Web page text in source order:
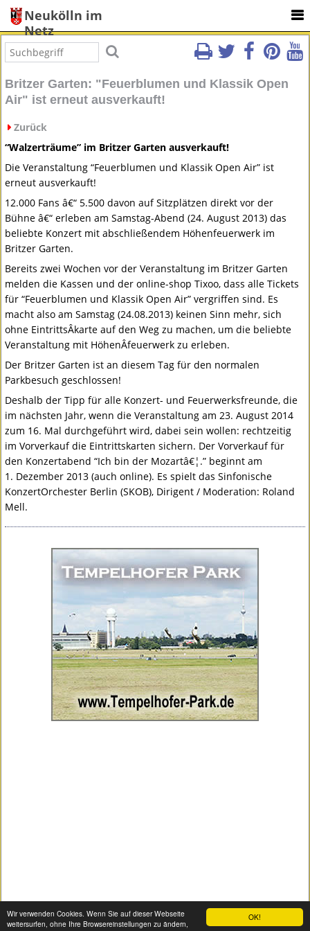
OK!
Wir verwenden Cookies. Wenn Sie auf dieser Webseite
weitersurfen, ohne Ihre Browsereinstellungen zu ändern,
Neukölln im
Netz
Britzer Garten: "Feuerblumen und Klassik Open
Air" ist erneut ausverkauft!
Zurück
“Walzerträume” im Britzer Garten ausverkauft!
Die Veranstaltung “Feuerblumen und Klassik Open Air” ist
erneut ausverkauft!
12.000 Fans â€“ 5.500 davon auf Sitzplätzen direkt vor der
Bühne â€“ erleben am Samstag-Abend (24. August 2013) das
beliebte Konzert mit abschließendem Höhenfeuerwerk im
Britzer Garten.
Bereits zwei Wochen vor der Veranstaltung im Britzer Garten
melden die Kassen und der online-shop Tixoo, dass alle Tickets
für “Feuerblumen und Klassik Open Air” vergriffen sind. Es
macht also am Samstag (24.08.2013) keinen Sinn mehr, sich
ohne EintrittsÂ­karte auf den Weg zu machen, um die beliebte
Veranstaltung mit HöhenÂ­feuerwerk zu erleben.
Der Britzer Garten ist an diesem Tag für den normalen
Parkbesuch geschlossen!
Deshalb der Tipp für alle Konzert- und Feuerwerksfreunde, die
im nächsten Jahr, wenn die Veranstaltung am 23. August 2014
zum 16. Mal durchgeführt wird, dabei sein wollen: rechtzeitig
im Vorverkauf die Eintrittskarten sichern. Der Vorverkauf für
den Konzertabend “Ich bin der Mozartâ€¦.” beginnt am
1. Dezember 2013 (auch online). Es spielt das Sinfonische
KonzertOrchester Berlin (SKOB), Dirigent / Moderation: Roland
Mell.